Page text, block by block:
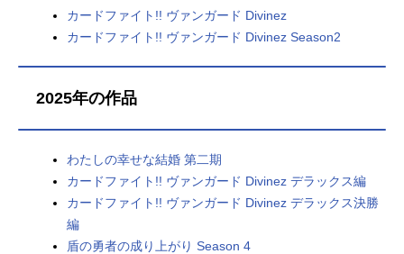
カードファイト!! ヴァンガード Divinez
カードファイト!! ヴァンガード Divinez Season2
2025年の作品
わたしの幸せな結婚 第二期
カードファイト!! ヴァンガード Divinez デラックス編
カードファイト!! ヴァンガード Divinez デラックス決勝
編
盾の勇者の成り上がり Season 4